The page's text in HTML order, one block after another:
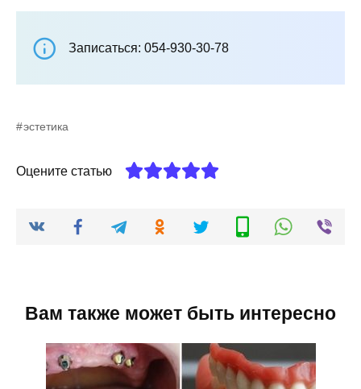
Записаться: 054-930-30-78
эстетика
Оцените статью
Вам также может быть интересно